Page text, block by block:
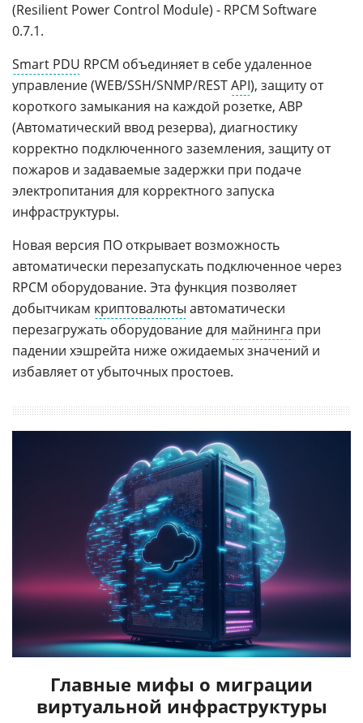
(Resilient Power Control Module) - RPCM Software
0.7.1.
Smart PDU RPCM объединяет в себе удаленное
управление (WEB/SSH/SNMP/RESTAPI), защиту от
короткого замыкания на каждой розетке, АВР
(Автоматический ввод резерва), диагностику
корректно подключенного заземления, защиту от
пожаров и задаваемые задержки при подаче
электропитания для корректного запуска
инфраструктуры.
Новая версия ПО открывает возможность
автоматически перезапускать подключенное через
RPCM оборудование. Эта функция позволяет
добытчикам криптовалюты автоматически
перезагружать оборудование для майнинга при
падении хэшрейта ниже ожидаемых значений и
избавляет от убыточных простоев.
Главные мифы о миграции
виртуальной инфраструктуры